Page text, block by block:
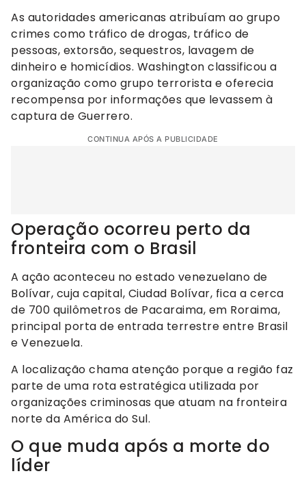
As autoridades americanas atribuíam ao grupo
crimes como tráfico de drogas, tráfico de
pessoas, extorsão, sequestros, lavagem de
dinheiro e homicídios. Washington classificou a
organização como grupo terrorista e oferecia
recompensa por informações que levassem à
captura de Guerrero.
CONTINUA APÓS A PUBLICIDADE
Operação ocorreu perto da
fronteira com o Brasil
A ação aconteceu no estado venezuelano de
Bolívar, cuja capital, Ciudad Bolívar, fica a cerca
de 700 quilômetros de Pacaraima, em Roraima,
principal porta de entrada terrestre entre Brasil
e Venezuela.
A localização chama atenção porque a região faz
parte de uma rota estratégica utilizada por
organizações criminosas que atuam na fronteira
norte da América do Sul.
O que muda após a morte do
líder